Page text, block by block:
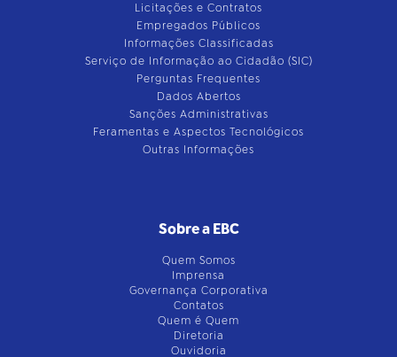
Licitações e Contratos
Empregados Públicos
Informações Classificadas
Serviço de Informação ao Cidadão (SIC)
Perguntas Frequentes
Dados Abertos
Sanções Administrativas
Feramentas e Aspectos Tecnológicos
Outras Informações
Sobre a EBC
Quem Somos
Imprensa
Governança Corporativa
Contatos
Quem é Quem
Diretoria
Ouvidoria